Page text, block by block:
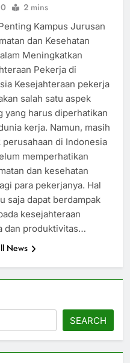
0 2 mins
Kampus Jurusan
dan Kesehatan
Meningkatkan
Pekerja di
Kesejahteraan pekerja
salah satu aspek
yang harus diperhatikan
kerja. Namun, masih
perusahaan di Indonesia
memperhatikan
dan kesehatan
para pekerjanya. Hal
saja dapat berdampak
kesejahteraan
dan produktivitas…
News
SEARCH